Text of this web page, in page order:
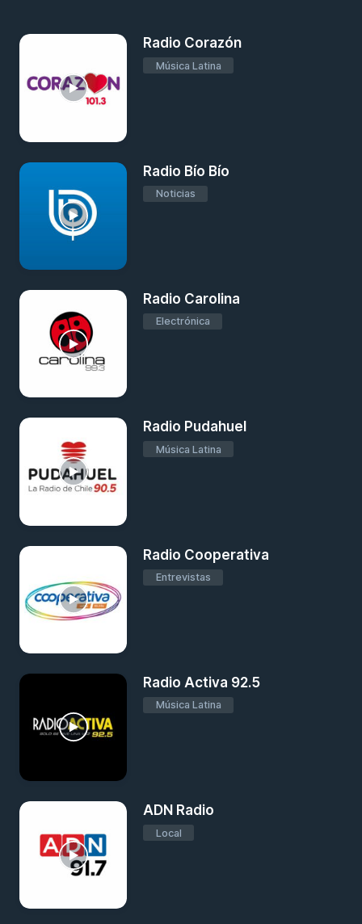
Radio Corazón
Música Latina
Radio Bío Bío
Noticias
Radio Carolina
Electrónica
Radio Pudahuel
Música Latina
Radio Cooperativa
Entrevistas
Radio Activa 92.5
Música Latina
ADN Radio
Local